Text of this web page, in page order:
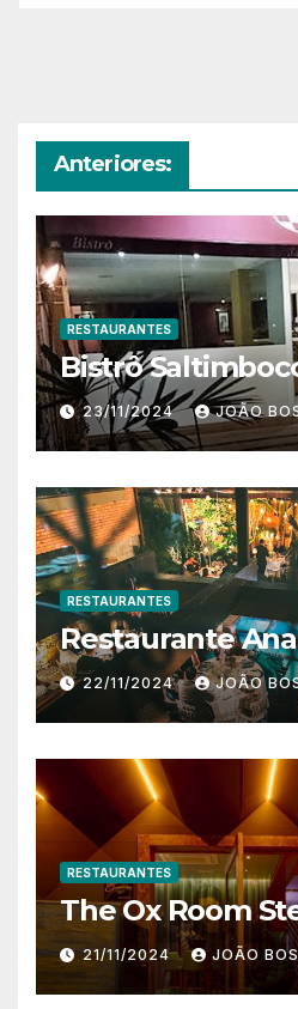
Anteriores:
RESTAURANTES
Bistrô
23/11/2024 JOÃO
RESTAURANTES
Restaurante
22/11/2024 JOÃO
RESTAURANTES
The Ox Room
21/11/2024 JOÃO